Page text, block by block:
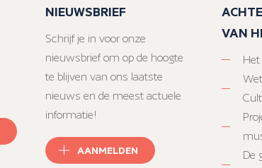
NIEUWSBRIEF
Schrijf je in voor onze
nieuwsbrief om op de hoogte
te blijven van ons laatste
nieuws en de meest actuele
informatie!
AANMELDEN
VAN
De